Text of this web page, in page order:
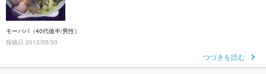
モーパパ（40代後半/男性）
投稿日 2012/05/30
つづきを読む